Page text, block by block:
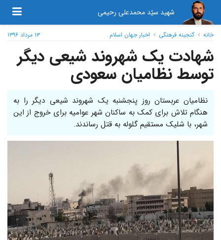
شهید سیّد محمدعلی رحیمی
۱۳ مرداد ۱۳۹۶ خانه گنجینه فرهنگی اخبار جهان اسلام
شهادت یک شهروند شیعی دیگر
توسط نظامیان سعودی
نظامیان عربستان روز پنجشنبه یک شهروند شیعی دیگر را به
هنگام تلاش برای کمک به ساکنان شهر عوامیه برای خروج از این
شهر، با شلیک مستقیم گلوله به قتل رساندند.